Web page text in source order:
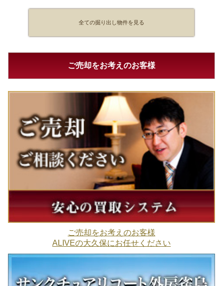
全ての掘り出し物件を見る
ご売却をお考えのお客様
ご売却をお考えのお客様
ALIVEの大久保にお任せください